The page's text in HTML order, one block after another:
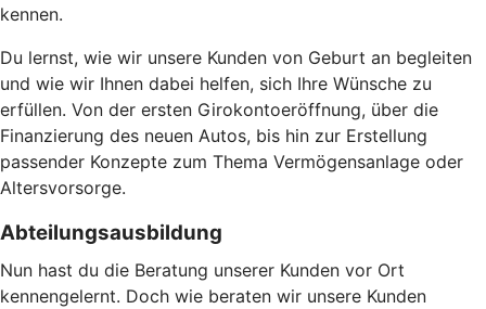
kennen.
Du lernst, wie wir unsere Kunden von Geburt an begleiten
und wie wir Ihnen dabei helfen, sich Ihre Wünsche zu
erfüllen. Von der ersten Girokontoeröffnung, über die
Finanzierung des neuen Autos, bis hin zur Erstellung
passender Konzepte zum Thema Vermögensanlage oder
Altersvorsorge.
Abteilungsausbildung
Nun hast du die Beratung unserer Kunden vor Ort
kennengelernt. Doch wie beraten wir unsere Kunden